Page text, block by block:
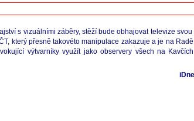
s vizuálními záběry, stěží bude obhajovat televize
který přesně takovéto manipulace zakazuje a je na
výtvarníky využít jako observery všech na